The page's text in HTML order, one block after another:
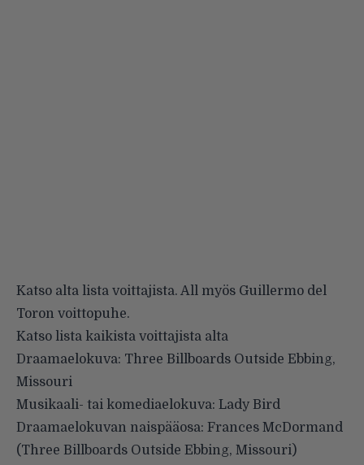
Katso alta lista voittajista. All myös Guillermo del
Toron voittopuhe.
Katso lista kaikista voittajista alta
Draamaelokuva: Three Billboards Outside Ebbing,
Missouri
Musikaali- tai komediaelokuva: Lady Bird
Draamaelokuvan naispääosa: Frances McDormand
(Three Billboards Outside Ebbing, Missouri)